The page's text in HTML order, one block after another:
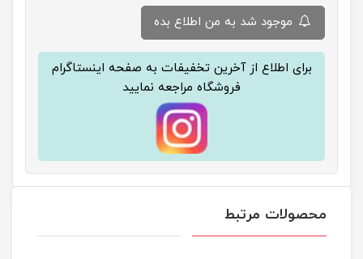
برای اطلاع از آخرین تخفیفات به صفحه اینستاگرام
فروشگاه مراجعه نمایید
محصولات مرتبط